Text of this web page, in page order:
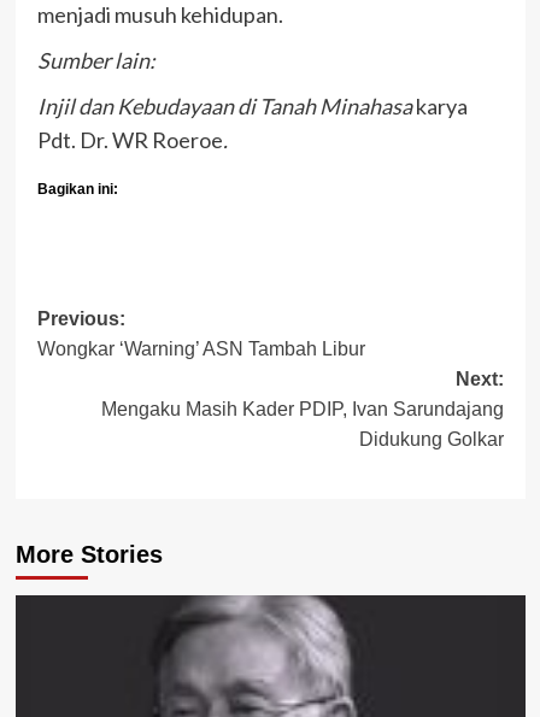
menjadi musuh kehidupan.
Sumber lain:
Injil dan Kebudayaan di Tanah Minahasakarya
Pdt. Dr. WR Roeroe.
Bagikan ini:
Post
navigation
Previous:
Wongkar ‘Warning’ ASN Tambah Libur
Next:
Mengaku Masih Kader PDIP, Ivan Sarundajang
Didukung Golkar
More Stories